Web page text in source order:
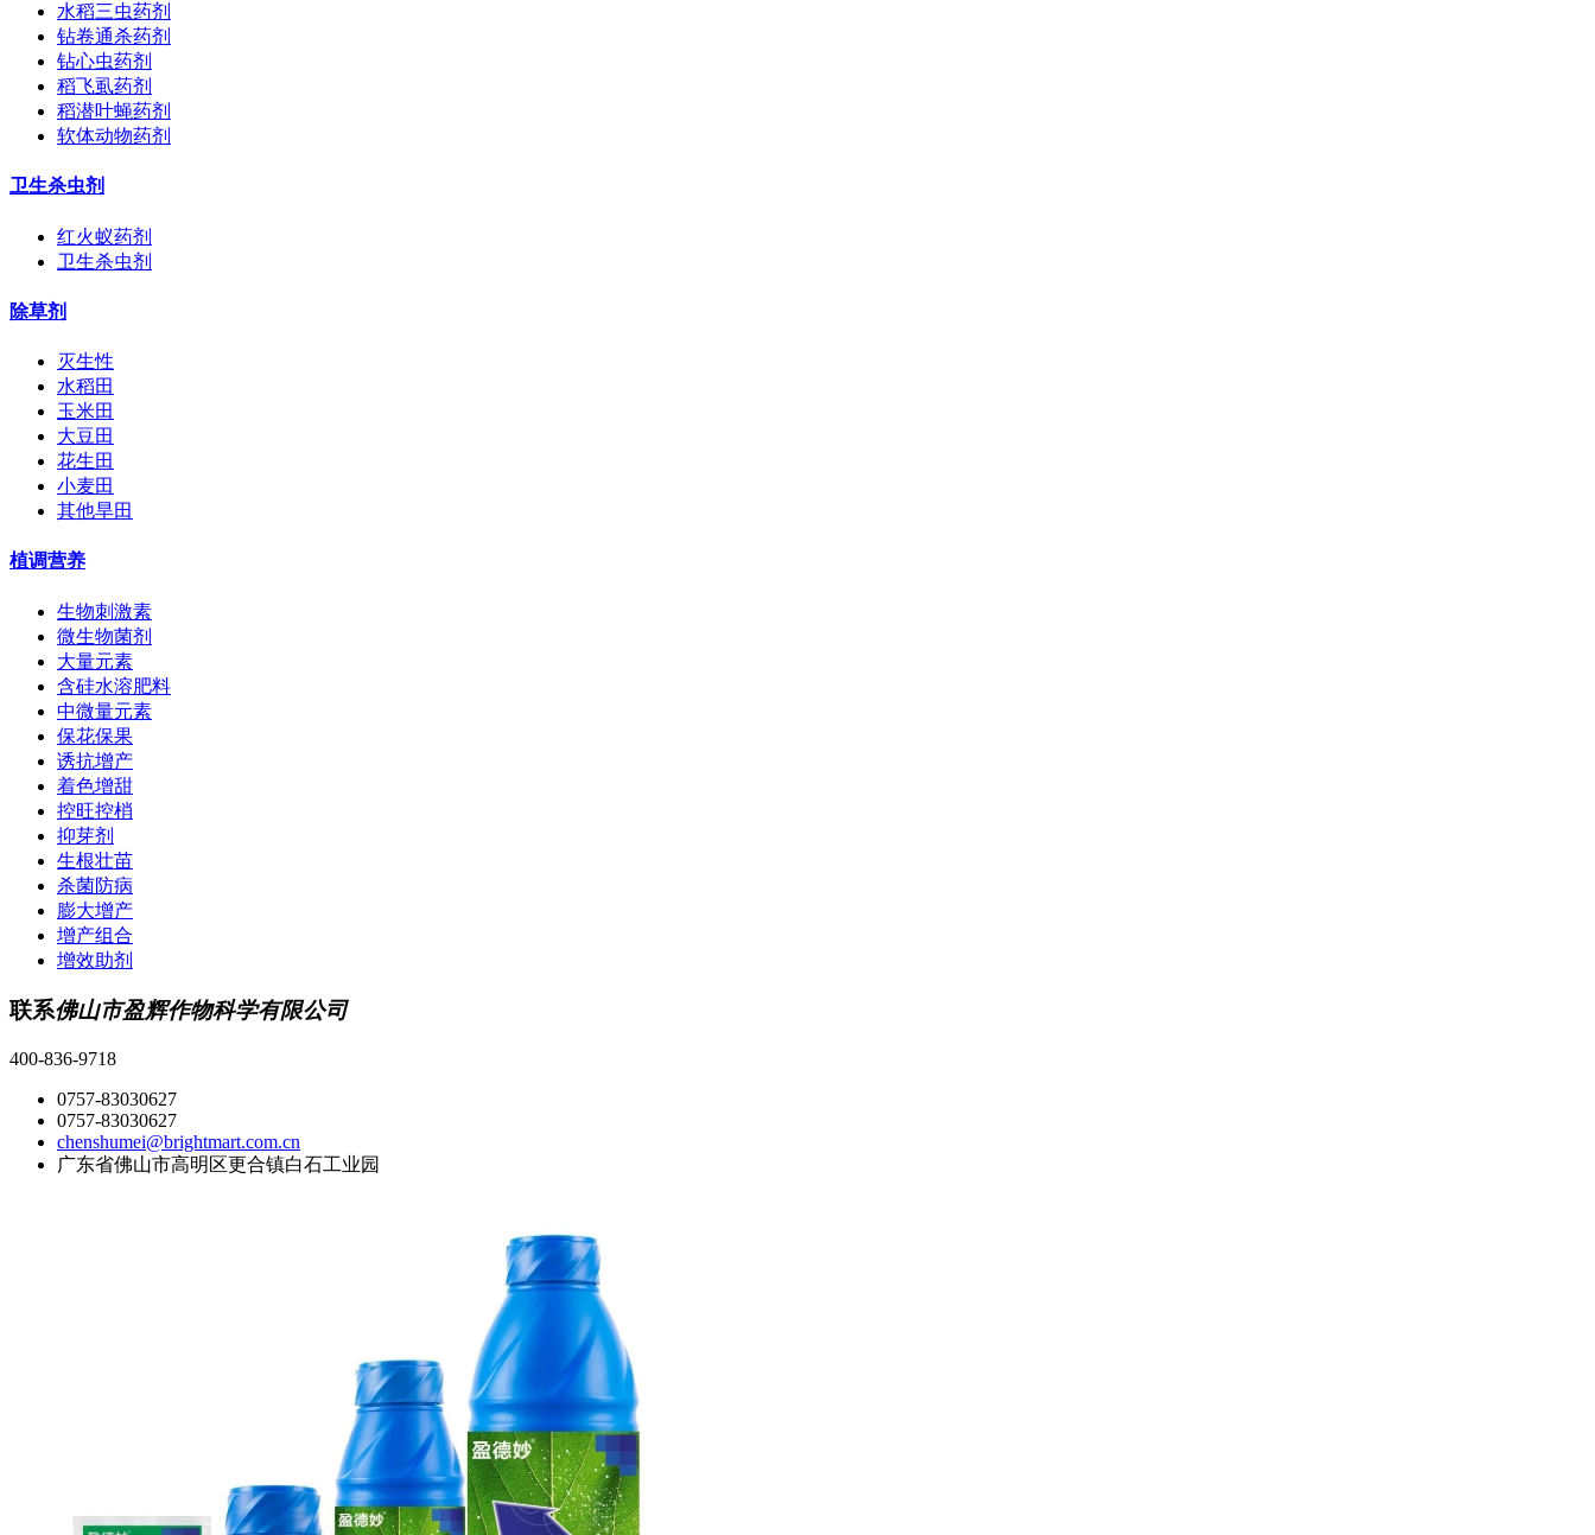
水稻三虫药剂
钻卷通杀药剂
钻心虫药剂
稻飞虱药剂
稻潜叶蝇药剂
软体动物药剂
卫生杀虫剂
红火蚁药剂
卫生杀虫剂
除草剂
灭生性
水稻田
玉米田
大豆田
花生田
小麦田
其他旱田
植调营养
生物刺激素
微生物菌剂
大量元素
含硅水溶肥料
中微量元素
保花保果
诱抗增产
着色增甜
控旺控梢
抑芽剂
生根壮苗
杀菌防病
膨大增产
增产组合
增效助剂
联系佛山市盈辉作物科学有限公司
400-836-9718
0757-83030627
0757-83030627
chenshumei@brightmart.com.cn
广东省佛山市高明区更合镇白石工业园